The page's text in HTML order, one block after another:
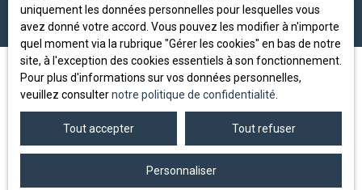
JE RECHERCHE UN BIEN
Vente appartement Neuilly-sur-Seine (92200)
Vente appartement Levallois-Perret (92300)
uniquement les données personnelles pour lesquelles vous
avez donné votre accord. Vous pouvez les modifier à n'importe
quel moment via la rubrique ″Gérer les cookies″ en bas de notre
site, à l'exception des cookies essentiels à son fonctionnement.
Pour plus d'informations sur vos données personnelles,
veuillez consulternotre politique de confidentialité
Tout accepter Tout refuser
Personnaliser